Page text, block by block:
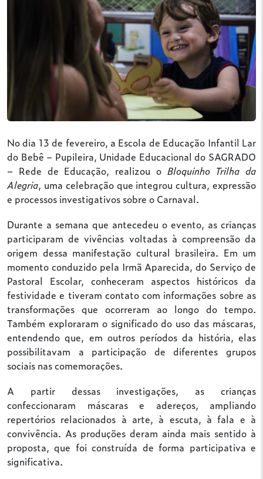
No dia 13 de fevereiro, a Escola de Educação Infantil Lar
do Bebê – Pupileira, Unidade Educacional do SAGRADO
– Rede de Educação, realizou o Bloquinho Trilha da
Alegria, uma celebração que integrou cultura, expressão
e processos investigativos sobre o Carnaval.
Durante a semana que antecedeu o evento, as crianças
participaram de vivências voltadas à compreensão da
origem dessa manifestação cultural brasileira. Em um
momento conduzido pela Irmã Aparecida, do Serviço de
Pastoral Escolar, conheceram aspectos históricos da
festividade e tiveram contato com informações sobre as
transformações que ocorreram ao longo do tempo.
Também exploraram o significado do uso das máscaras,
entendendo que, em outros períodos da história, elas
possibilitavam a participação de diferentes grupos
sociais nas comemorações.
A partir dessas investigações, as crianças
confeccionaram máscaras e adereços, ampliando
repertórios relacionados à arte, à escuta, à fala e à
convivência. As produções deram ainda mais sentido à
proposta, que foi construída de forma participativa e
significativa.